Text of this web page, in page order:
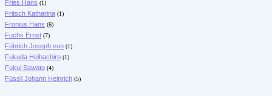
Fries Hans (1)
Fritsch Katharina (1)
Fronius Hans (6)
Fuchs Ernst (7)
Führich Joseph von (1)
Fukuda Heihachiro (1)
Fukui Sawato (4)
Füssli Johann Heinrich (5)